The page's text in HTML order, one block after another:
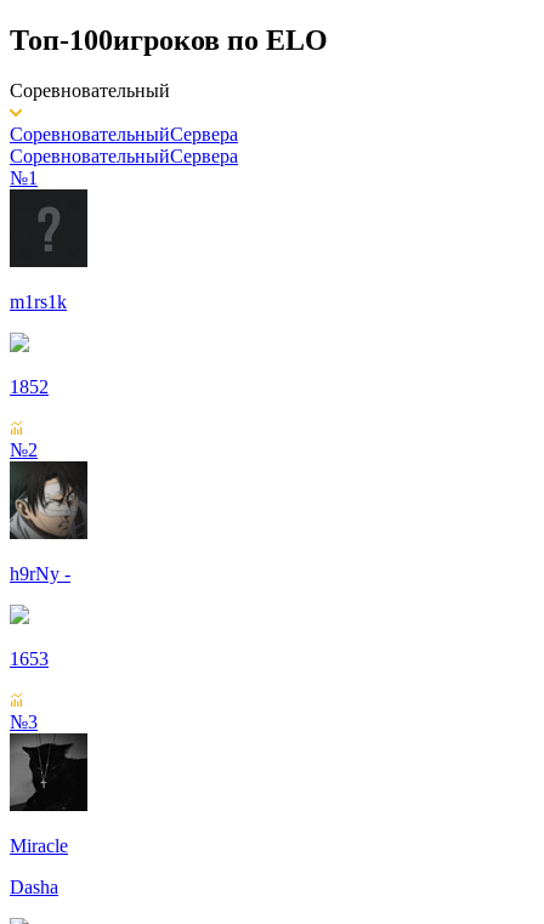
Топ-100игроков по ELO
Соревновательный
СоревновательныйСервера
СоревновательныйСервера
№1
m1rs1k
1852
№2
h9rNy -
1653
№3
Miracle
Dasha